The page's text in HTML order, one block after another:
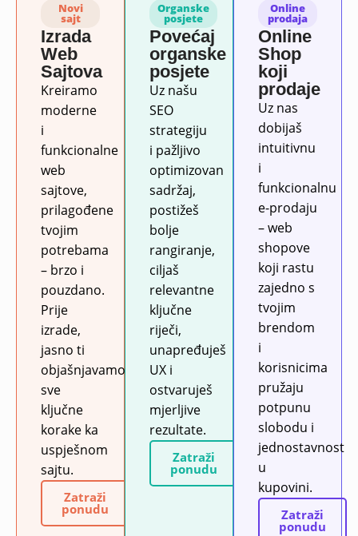
Novi
sajt
Izrada
Web
Sajtova
Kreiramo
moderne
i
funkcionalne
web
sajtove,
prilagođene
tvojim
potrebama
– brzo i
pouzdano.
Prije
izrade,
jasno ti
objašnjavamo
sve
ključne
korake ka
uspješnom
sajtu.
Zatraži
ponudu
Organske
posjete
Povećaj
organske
posjete
Uz našu
SEO
strategiju
i pažljivo
optimizovan
sadržaj,
postižeš
bolje
rangiranje,
ciljaš
relevantne
ključne
riječi,
unapređuješ
UX i
ostvaruješ
mjerljive
rezultate.
Zatraži
ponudu
Online
prodaja
Online
Shop
koji
prodaje
Uz nas
dobijaš
intuitivnu
i
funkcionalnu
e-prodaju
– web
shopove
koji rastu
zajedno s
tvojim
brendom
i
korisnicima
pružaju
potpunu
slobodu i
jednostavnost
u
kupovini.
Zatraži
ponudu